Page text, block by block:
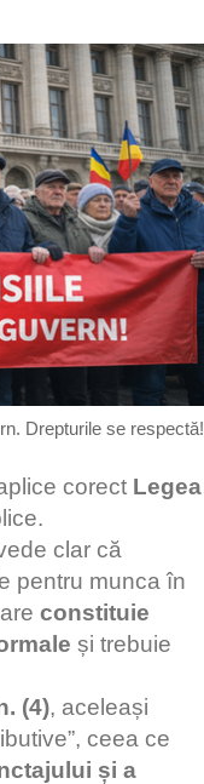
Drepturile se respectă!
corect Legea
clar că
pentru munca în
constituie
și trebuie
(4), aceleași
ceea ce
și a